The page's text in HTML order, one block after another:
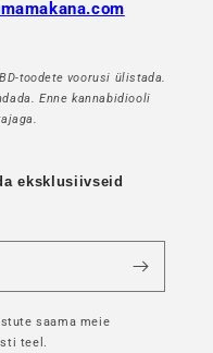
toodete voorusi ülistada.
Enne kannabidiooli
eksklusiivseid
saama meie
teel.